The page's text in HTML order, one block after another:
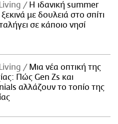
Η ιδανική summer
με δουλειά στο σπίτι
σε κάποιο νησί
Μια νέα οπτική της
Πώς Gen Zs και
αλλάζουν το τοπίο της